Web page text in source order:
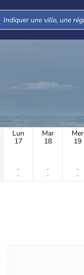
Lun
17
-
-
Mar
18
-
-
Mer
19
-
-